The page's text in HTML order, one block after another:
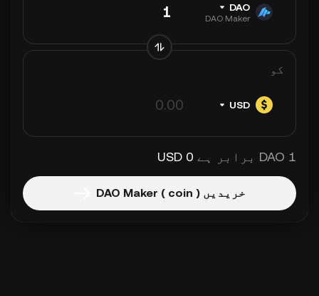
DAO
DAO Maker
کو
USD
1 DAO برابر ہے 0 USD
خریدیں DAO Maker ( coin )